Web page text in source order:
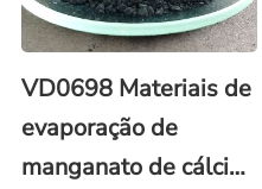
VD0698 Materiais de
evaporação de
manganato de cálcio